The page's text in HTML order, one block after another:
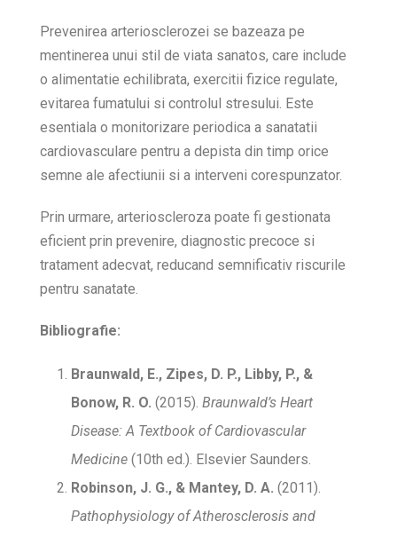
Prevenirea arteriosclerozei se bazeaza pe
mentinerea unui stil de viata sanatos, care include
o alimentatie echilibrata, exercitii fizice regulate,
evitarea fumatului si controlul stresului. Este
esentiala o monitorizare periodica a sanatatii
cardiovasculare pentru a depista din timp orice
semne ale afectiunii si a interveni corespunzator.
Prin urmare, arterioscleroza poate fi gestionata
eficient prin prevenire, diagnostic precoce si
tratament adecvat, reducand semnificativ riscurile
pentru sanatate.
Bibliografie:
Braunwald, E., Zipes, D. P., Libby, P., &
Bonow, R. O. (2015). Braunwald’s Heart
Disease: A Textbook of Cardiovascular
Medicine (10th ed.). Elsevier Saunders.
Robinson, J. G., & Mantey, D. A. (2011).
Pathophysiology of Atherosclerosis and